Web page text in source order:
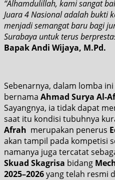
“Alhamdulillah, kami sangat
Juara 4 Nasional adalah bukti
menjadi semangat baru bagi
Surabaya untuk terus
Bapak Andi Wijaya, M.Pd.
Sebenarnya, dalam lomba
bernama Ahmad Surya Al-
Sayangnya, ia tidak dapat
saat itu kondisi tubuhnya
Afrah merupakan penerus
akan tampil pada kompetisi
namanya juga tercatat
Skuad Skagrisa bidang
2025–2026yang telah resmi